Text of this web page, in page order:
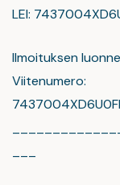
LEI:
Ilmoituksen
Viitenumero: